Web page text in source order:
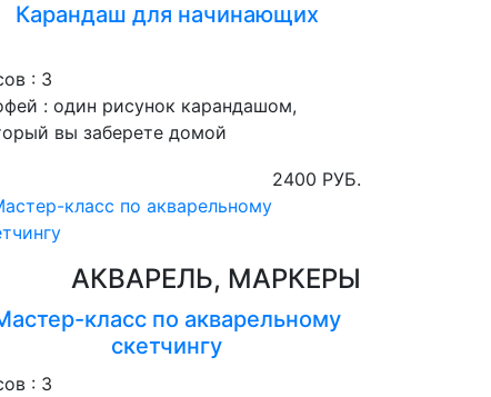
Карандаш для начинающих
: 3
: один рисунок карандашом,
вы заберете домой
2400 РУБ.
АКВАРЕЛЬ, МАРКЕРЫ
класс по акварельному
скетчингу
: 3